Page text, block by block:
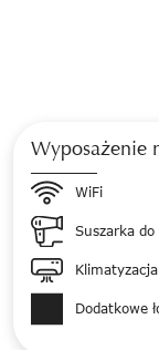
Wyposażenie
WiFi
Suszarka do
Klimatyzacja
Dodatkowe